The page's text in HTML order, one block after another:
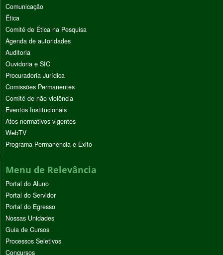
Comunicação
Ética
Comitê de Ética na Pesquisa
Agenda de autoridades
Auditoria
Ouvidoria e SIC
Procuradoria Jurídica
Comissões Permanentes
Comitê de não violência
Eventos Institucionais
Atos normativos vigentes
WebTV
Programa Permanência e Êxito
Menu de Relevância
Portal do Aluno
Portal do Servidor
Portal do Egresso
Nossas Unidades
Guia de Cursos
Processos Seletivos
Concursos